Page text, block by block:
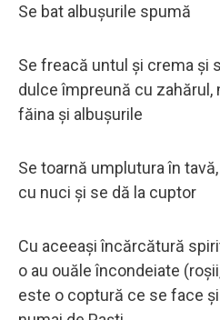
Se bat albușurile spumă
Se freacă untul și crema și
dulce împreună cu zahărul,
făina și albușurile
Se toarnă umplutura în
cu nuci și se dă la cuptor
Cu aceeași încărcătură
o au ouăle încondeiate
este o coptură ce se face